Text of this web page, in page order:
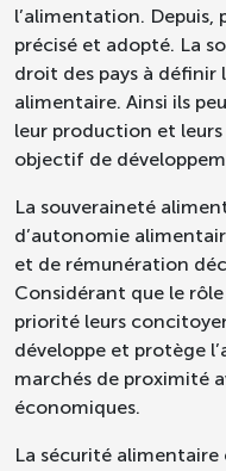
l’alimentation. Depuis,
précisé et adopté. La
droit des pays à
alimentaire. Ainsi ils
leur production et
objectif de
La souveraineté
d’autonomie
et de rémunération
Considérant que le
priorité leurs
développe et protège
marchés de proximité
économiques.
La sécurité